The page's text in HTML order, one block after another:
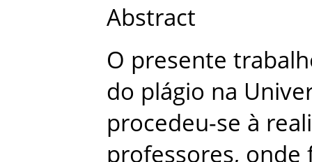
Abstract
O presente
do plágio na
procedeu-se à
professores, onde